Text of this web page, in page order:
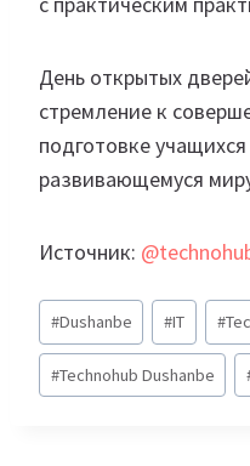
День открытых
стремление к
подготовке
развивающемуся
Источник:
Метки
записи:
#Dushanbe #IT #
#Technohub Dushanbe